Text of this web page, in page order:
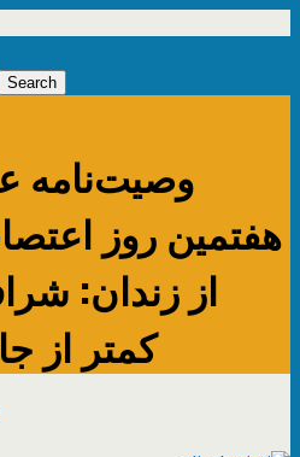
وصیت‌نامه
هفتمین روز
از زندان:
کمتر از